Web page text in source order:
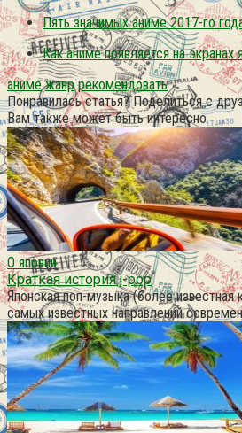
Пять значимых аниме 2017-го
Как аниме появляется на экранах
аниме жанр рекомендовать
Понравилась статья? Поделиться с
Вам также может быть интересно
О японии
Краткая история j-pop
Японская поп-музыка (более
самых известных направлений